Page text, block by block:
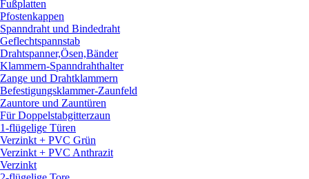
Fußplatten
Pfostenkappen
Spanndraht und Bindedraht
Geflechtspannstab
Drahtspanner,Ösen,Bänder
Klammern-Spanndrahthalter
Zange und Drahtklammern
Befestigungsklammer-Zaunfeld
Zauntore und Zauntüren
Für Doppelstabgitterzaun
1-flügelige Türen
Verzinkt + PVC Grün
Verzinkt + PVC Anthrazit
Verzinkt